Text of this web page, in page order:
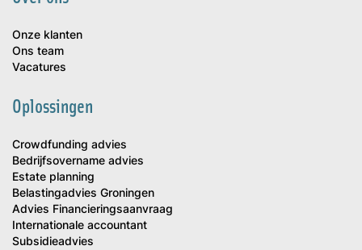
Onze klanten
Ons team
Vacatures
Oplossingen
Crowdfunding advies
Bedrijfsovername advies
Estate planning
Belastingadvies Groningen
Advies Financieringsaanvraag
Internationale accountant
Subsidieadvies